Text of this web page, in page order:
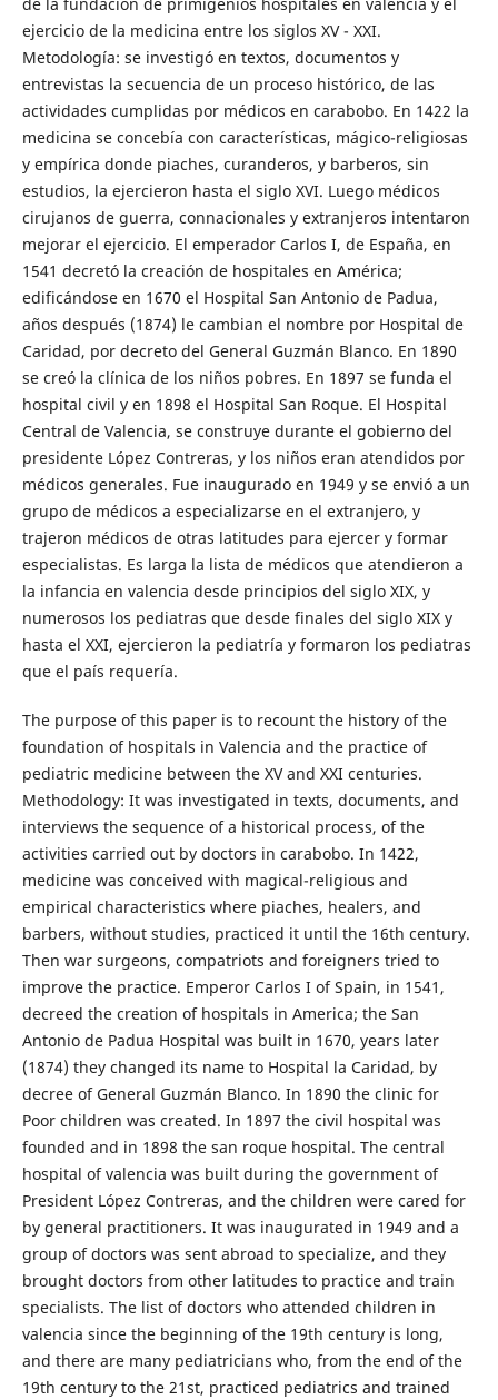
ejercicio de la medicina entre los siglos XV - XXI.
Metodología: se investigó en textos, documentos y
entrevistas la secuencia de un proceso histórico, de las
actividades cumplidas por médicos en carabobo. En 1422 la
medicina se concebía con características, mágico-religiosas
y empírica donde piaches, curanderos, y barberos, sin
estudios, la ejercieron hasta el siglo XVI. Luego médicos
cirujanos de guerra, connacionales y extranjeros intentaron
mejorar el ejercicio. El emperador Carlos I, de España, en
1541 decretó la creación de hospitales en América;
edificándose en 1670 el Hospital San Antonio de Padua,
años después (1874) le cambian el nombre por Hospital de
Caridad, por decreto del General Guzmán Blanco. En 1890
se creó la clínica de los niños pobres. En 1897 se funda el
hospital civil y en 1898 el Hospital San Roque. El Hospital
Central de Valencia, se construye durante el gobierno del
presidente López Contreras, y los niños eran atendidos por
médicos generales. Fue inaugurado en 1949 y se envió a un
grupo de médicos a especializarse en el extranjero, y
trajeron médicos de otras latitudes para ejercer y formar
especialistas. Es larga la lista de médicos que atendieron a
la infancia en valencia desde principios del siglo XIX, y
numerosos los pediatras que desde finales del siglo XIX y
hasta el XXI, ejercieron la pediatría y formaron los pediatras
que el país requería.
The purpose of this paper is to recount the history of the
foundation of hospitals in Valencia and the practice of
pediatric medicine between the XV and XXI centuries.
Methodology: It was investigated in texts, documents, and
interviews the sequence of a historical process, of the
activities carried out by doctors in carabobo. In 1422,
medicine was conceived with magical-religious and
empirical characteristics where piaches, healers, and
barbers, without studies, practiced it until the 16th century.
Then war surgeons, compatriots and foreigners tried to
improve the practice. Emperor Carlos I of Spain, in 1541,
decreed the creation of hospitals in America; the San
Antonio de Padua Hospital was built in 1670, years later
(1874) they changed its name to Hospital la Caridad, by
decree of General Guzmán Blanco. In 1890 the clinic for
Poor children was created. In 1897 the civil hospital was
founded and in 1898 the san roque hospital. The central
hospital of valencia was built during the government of
President López Contreras, and the children were cared for
by general practitioners. It was inaugurated in 1949 and a
group of doctors was sent abroad to specialize, and they
brought doctors from other latitudes to practice and train
specialists. The list of doctors who attended children in
valencia since the beginning of the 19th century is long,
and there are many pediatricians who, from the end of the
19th century to the 21st, practiced pediatrics and trained